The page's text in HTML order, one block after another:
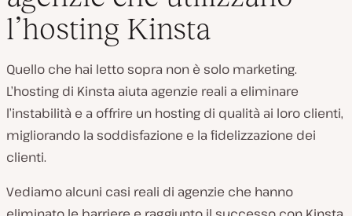
l’hosting Kinsta
Quello che hai letto sopra non è solo marketing.
L’hosting di Kinsta aiuta agenzie reali a eliminare
l’instabilità e a offrire un hosting di qualità ai loro clienti,
migliorando la soddisfazione e la fidelizzazione dei
clienti.
Vediamo alcuni casi reali di agenzie che hanno